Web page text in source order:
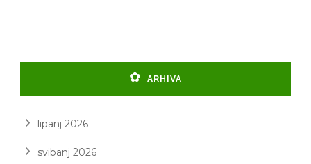
ARHIVA
lipanj 2026
svibanj 2026